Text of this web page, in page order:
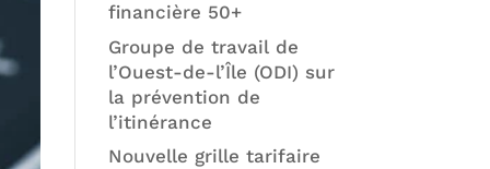
financière 50+
Groupe de travail de
l’Ouest-de-l’Île (ODI) sur
la prévention de
l’itinérance
Nouvelle grille tarifaire